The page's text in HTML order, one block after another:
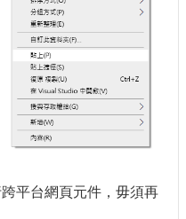
平台網頁元件，毋須再